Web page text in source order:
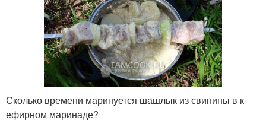
Сколько времени маринуется шашлык из свинины в к
ефирном маринаде?